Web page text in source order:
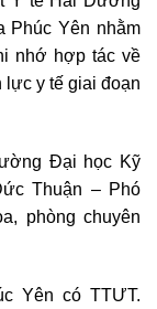
Phúc Yên nhằm
nhớ hợp tác về
lực y tế giai đoạn
Đại học Kỹ
Thuận – Phó
phòng chuyên
Yên có TTƯT.